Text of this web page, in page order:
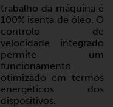
trabalho da máquina é
100% isenta de óleo. O
controlo de
velocidade integrado
permite um
funcionamento
otimizado em termos
energéticos dos
dispositivos.